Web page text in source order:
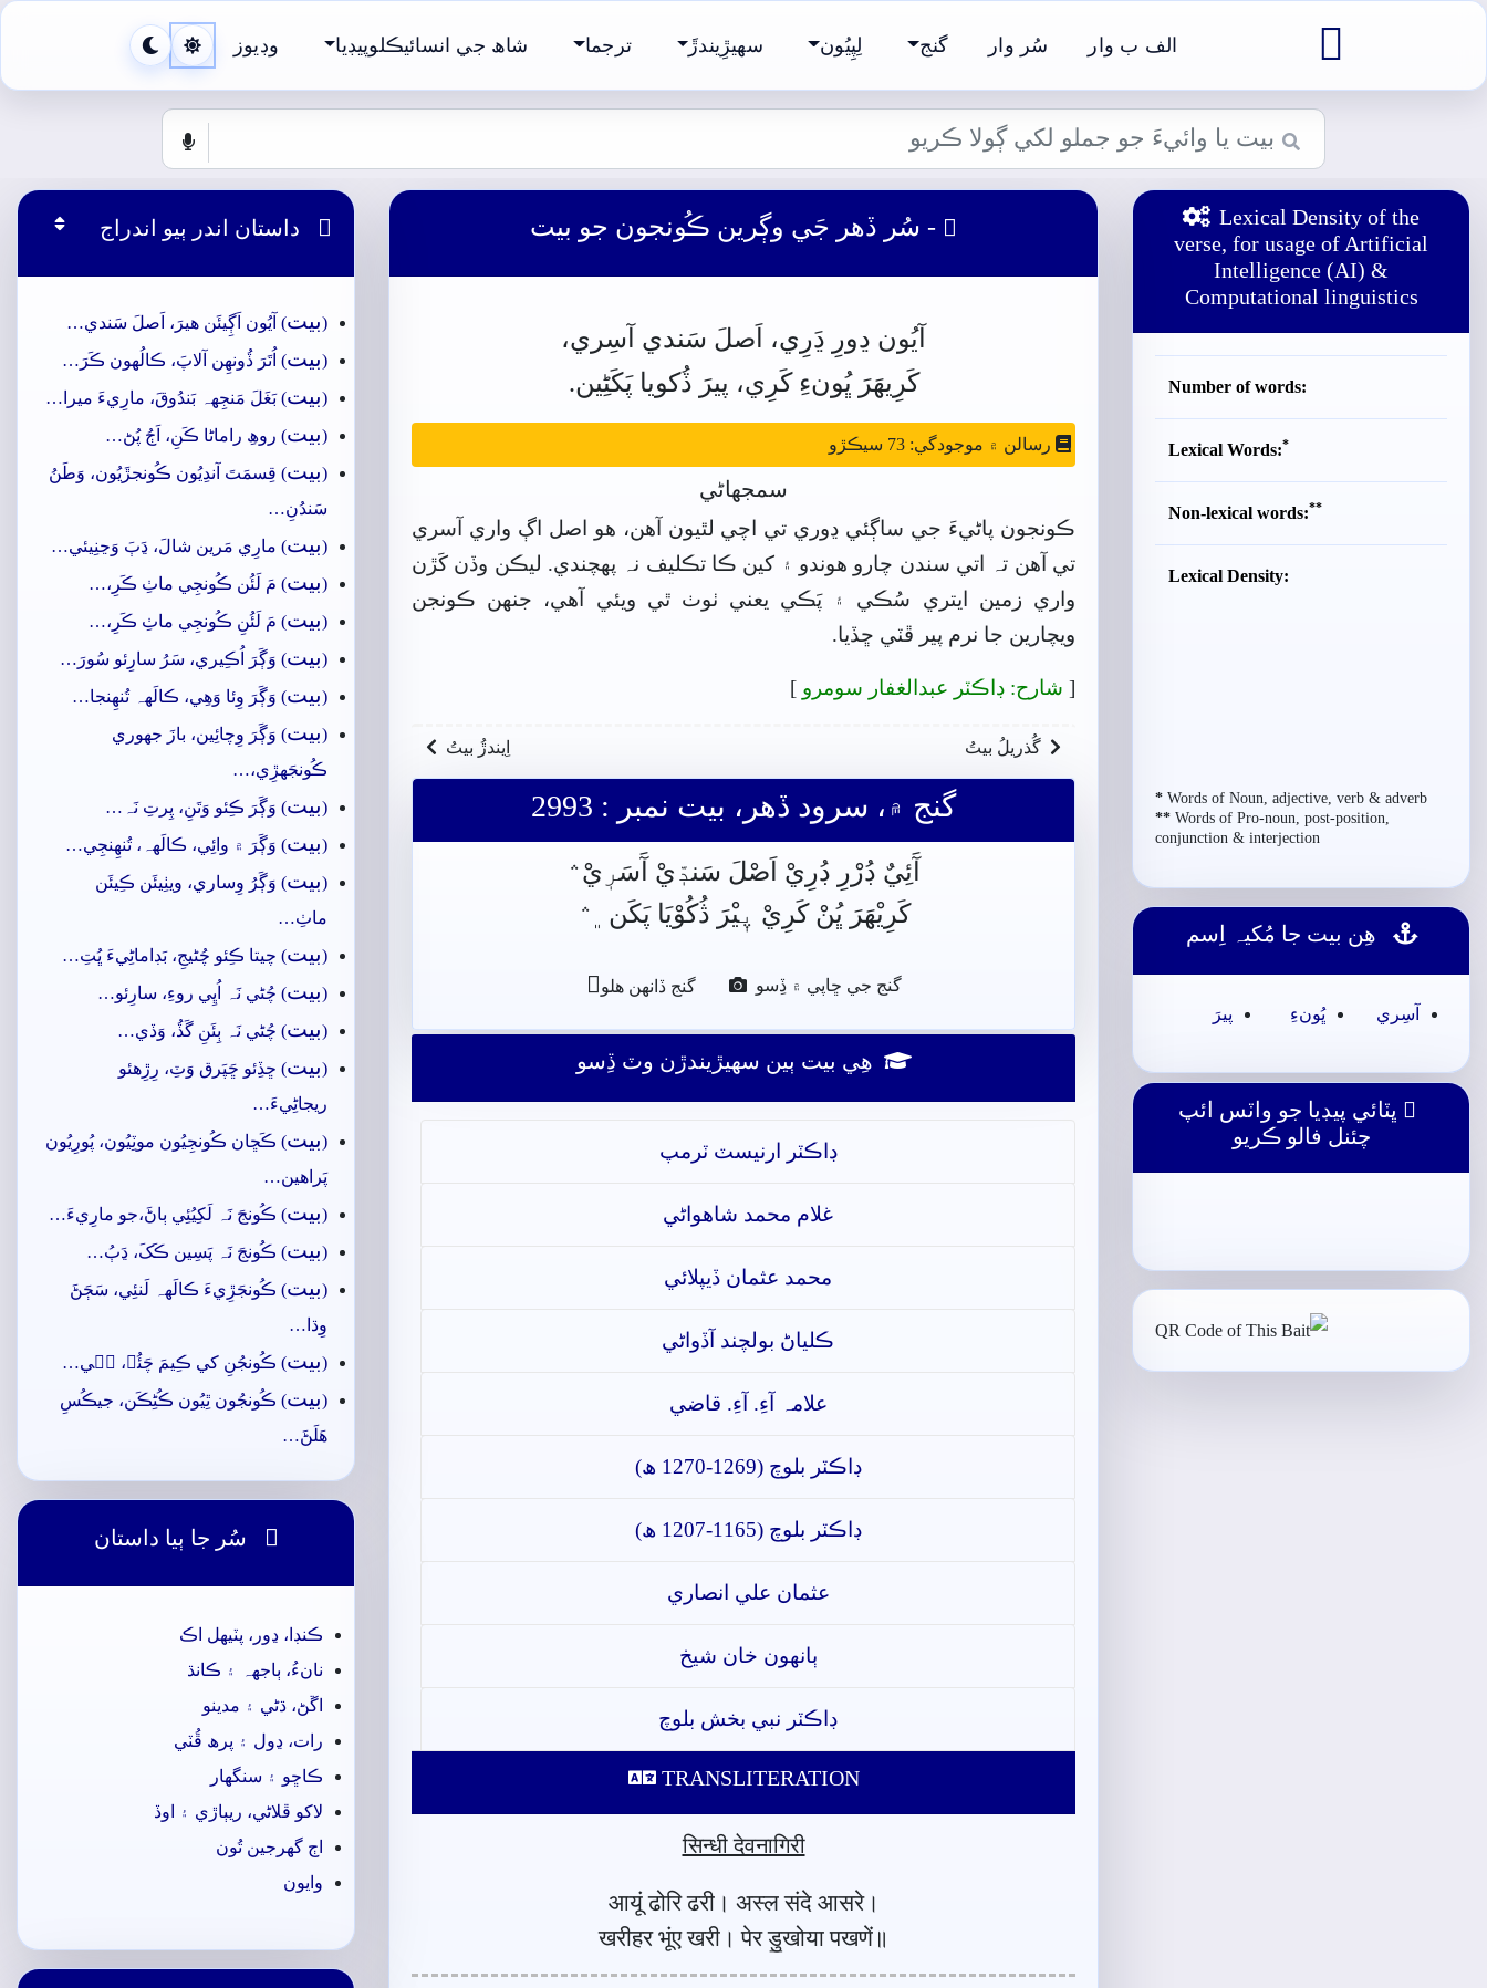
 الف ب وار سُر وار گنج لِپِيُون سھيڙِيندڙَ ترجما شاھ جي انسائيڪلوپيڊيا وڊيوز
Lexical Density of the
verse, for usage of Artificial
Intelligence (AI) &
Computational linguistics
Number of words:
Lexical Words:*
Non-lexical words:**
Lexical Density:
* Words of Noun, adjective, verb & adverb
** Words of Pro-noun, post-position,
conjunction & interjection
ھِن بيت جا مُکيہ اِسم
آسِري ڀُونءِ پيرَ
ڀٽائي پيڊيا جو واٽس ائپ
چئنل فالو ڪريو
 - سُر ڏھر جَي وڳرين ڪُونجون جو بيت
آيُون ڍورِ ڍَرِي، اَصلَ سَندي آسِري،
کَرِيھَرَڀُونءِ کَرِي، پيرَ ڏُکويا پَکَڻِين.
رسالن ۾ موجودگي: 73 سيڪڙو
سمجهاڻي
ڪونجون پاڻيءَ جي ساڳئي ڍوري تي اچي لٿيون آهن، هو اصل اڳ واري آسري
تي آهن تہ اتي سندن چارو هوندو ۽ کين ڪا تڪليف نہ پھچندي. ليڪن وڏن کَڙن
واري زمين ايتري سُڪي ۽ پَڪي يعني ٺوٺ ٿي ويئي آهي، جنھن ڪونجن
ويچارين جا نرم پير ڦٽي ڇڏيا.
[ شارح: ڊاڪٽر عبدالغفار سومرو ]
گُذريلُ بيتُ اِيندڙُ بيتُ
گنج ۾، سرود ڏھر، بيت نمبر : 2993
آَئِيٌ ڊُرْرِ ڊُرِيْ اَصْلَ سَندّٖيْ آَسَرٖيْ﮶
کَرِيْهَرَ ڀُنْ کَرِيْ پٖيْرَ ڎُکُوْيَا پَکَن﮼﮶
گنج جي ڇاپي ۾ ڏِسو گنج ڏانھن ھلو
ھِي بيت ٻين سھيڙيندڙن وٽ ڏِسو
ڊاڪٽر ارنيسٽ ٽرمپ
غلام محمد شاھواڻي
محمد عثمان ڏيپلائي
ڪلياڻ بولچند آڏواڻي
علامہ آءِ. آءِ. قاضي
ڊاڪٽر بلوچ (1269-1270 ھ)
ڊاڪٽر بلوچ (1165-1207 ھ)
عثمان علي انصاري
ٻانهون خان شيخ
ڊاڪٽر نبي بخش بلوچ
TRANSLITERATION
सिन्धी देवनागिरी
आयूं ढोरि ढरी। अस्ल संदे आसरे।
खरीहर भूंए खरी। पेर डु॒खोया पखणें॥
 داستان اندر ٻيو اندراج
(بيت) آيُون اَڳِيئَن ھيرَ، اَصلَ سَندي…
(بيت) اُتَرَ ڏُونھِن آلاپَ، ڪالُهون ڪَرَ…
(بيت) بَغَلَ مَنجِهہ بَندُوقَ، مارِيءَ ميرا…
(بيت) روھِ راماڻا ڪَنِ، اَڄُ پُڻ…
(بيت) قِسمَتَ آندِيُون ڪُونجڙَيُون، وَطَنُ
سَندُنِ…
(بيت) مارِي مَرين شالَ، ڍَٻَ وَڃنِيئي…
(بيت) مَ لَئُن ڪُونجِي ماٺِ ڪَرِ،…
(بيت) مَ لَئُنِ ڪُونجِي ماٺِ ڪَرِ،…
(بيت) وَڳَرَ اُڪِيري، سَرُ سارِئو سُورَ…
(بيت) وَڳَرَ وِئا وَھِي، ڪالَهہ تُنھِنجا…
(بيت) وَڳَرَ وِچائِين، بازَ جهوري
ڪُونجَهڙِي،…
(بيت) وَڳَرَ ڪِئو وَتَنِ، پِرتِ نَہ…
(بيت) وَڳَرَ ۾ وائِي، ڪالَهہ، تُنھِنجِي…
(بيت) وَڳَرُ وِساري، ويٺِيئَن ڪِيئَن
ماٺِ…
(بيت) چيتا ڪِئو چُڻيجِ، بَڊاماڻِيءَ ڀُتِ…
(بيت) چُڻي نَہ اُڀِي روءِ، سارِئو…
(بيت) چُڻي نَہ ٻِئَنِ گَڏُ، وَڏي…
(بيت) ڇڏِئو ڇَپَرق وَٽِ، رِڙِھئو
ريجاڻِيءَ…
(بيت) ڪَڇان ڪُونجِيُون موٽِيُون، پُورِيُون
پَراھين…
(بيت) ڪُونجَ نَہ لَکِيُئِي ٻاڻَ،جو مارِيءَ…
(بيت) ڪُونجَ نَہ پَسِين ڪَکَ، ڍَٻُ…
(بيت) ڪُونجَڙِيءَ ڪالَهہ لَنئِي، سَڄَڻَ
وِڌا…
(بيت) ڪُونجُنِ کي ڪِيمَ چَئُہ، جٖي…
(بيت) ڪُونجُون ٿِيُون ڪُڻِڪَن، جيڪُسِ
ھَلَڻَ…
 سُر جا ٻيا داستان
ڪنڊا، ڍور، پٽيھل اڪ
نانءُ، ٻاجهہ ۽ ڪانڌ
اڱڻ، ڌڻي ۽ مدينو
رات، ڍول ۽ پرھ ڦُٽي
ڪاڇو ۽ سنگهار
لاکو ڦلاڻي، ريٻاڙي ۽ اوڏ
اڄ گهرجين تُون
وايون